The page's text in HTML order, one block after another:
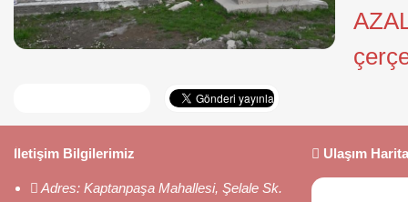
İletişim Bilgilerimiz
Adres: Kaptanpaşa Mahallesi, Şelale Sk.
Ulaşım